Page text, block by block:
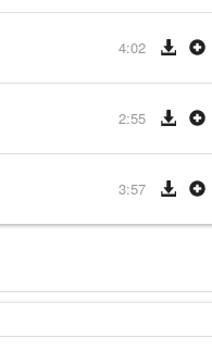
4:02
2:55
3:57